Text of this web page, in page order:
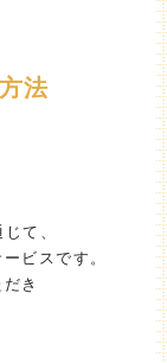
法
て、
ビスです。
き